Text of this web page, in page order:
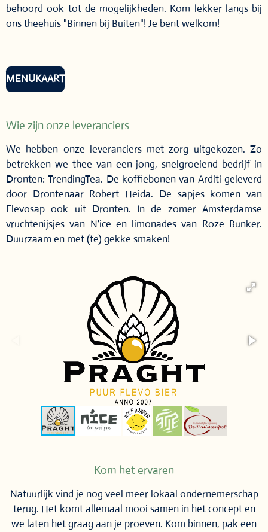
behoord ook tot de mogelijkheden. Kom lekker langs bij
ons theehuis "Binnen bij Buiten"! Je bent welkom!
MENUKAART
Wie zijn onze leveranciers
We hebben onze leveranciers met zorg uitgekozen. Zo
betrekken we thee van een jong, snelgroeiend bedrijf in
Dronten: TrendingTea. De koffiebonen van Arditi geleverd
door Drontenaar Robert Heida. De sapjes komen van
Flevosap ook uit Dronten. In de zomer Amsterdamse
vruchtenijsjes van N'ice en limonades van Roze Bunker.
Duurzaam en met (te) gekke smaken!
Kom het ervaren
Natuurlijk vind je nog veel meer lokaal ondernemerschap
terug. Het komt allemaal mooi samen in het concept en
we laten het graag aan je proeven. Kom binnen, pak een